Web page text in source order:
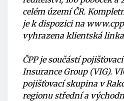
celém území ČR.
je k dispozici na
vyhrazena klientská linka
ČPP je součástí
Insurance Group (VIG).
pojišťovací skupina v
regionu střední a